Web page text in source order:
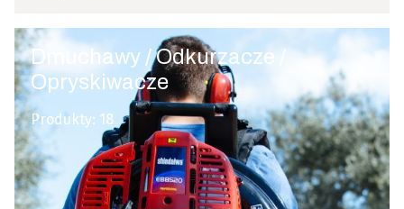
Dmuchawy / Odkurzacze /
Opryskiwacze
Produkty: 18